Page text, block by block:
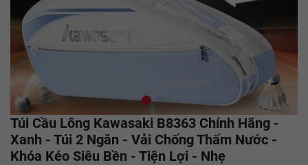
Túi Cầu Lông Kawasaki B8363 Chính Hãng -
Xanh - Túi 2 Ngăn - Vải Chống Thấm Nước -
Khóa Kéo Siêu Bền - Tiện Lợi - Nhẹ